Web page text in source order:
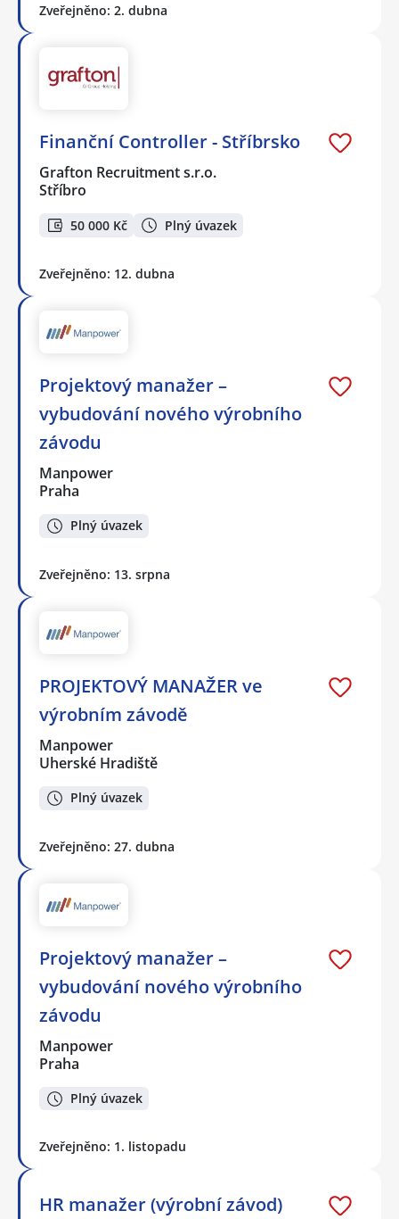
Zveřejněno: 2. dubna
Finanční Controller - Stříbrsko
Grafton Recruitment s.r.o.
Stříbro
50 000 Kč Plný úvazek
Zveřejněno: 12. dubna
Projektový manažer –
vybudování nového výrobního
závodu
Manpower
Praha
Plný úvazek
Zveřejněno: 13. srpna
PROJEKTOVÝ MANAŽER ve
výrobním závodě
Manpower
Uherské Hradiště
Plný úvazek
Zveřejněno: 27. dubna
Projektový manažer –
vybudování nového výrobního
závodu
Manpower
Praha
Plný úvazek
Zveřejněno: 1. listopadu
HR manažer (výrobní závod)